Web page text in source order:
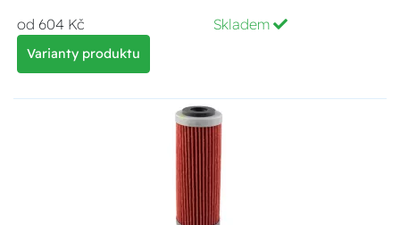
od 604 Kč Skladem
Varianty produktu